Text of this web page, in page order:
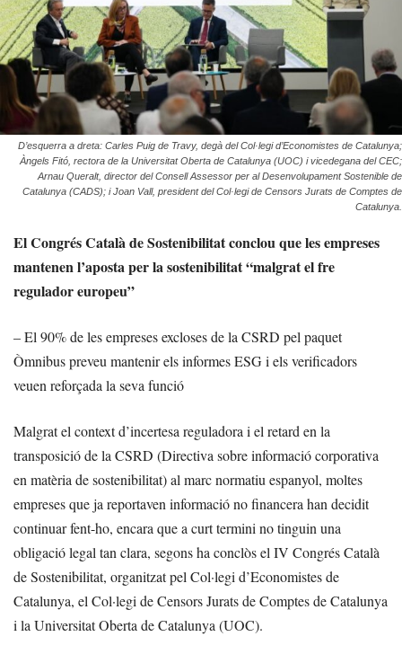
D’esquerra a dreta: Carles Puig de Travy, degà del Col·legi d’Economistes de Catalunya;
Àngels Fitó, rectora de la Universitat Oberta de Catalunya (UOC) i vicedegana del CEC;
Arnau Queralt, director del Consell Assessor per al Desenvolupament Sostenible de
Catalunya (CADS); i Joan Vall, president del Col·legi de Censors Jurats de Comptes de
Catalunya.
El Congrés Català de Sostenibilitat conclou que les empreses
mantenen l’aposta per la sostenibilitat “malgrat el fre
regulador europeu”
– El 90% de les empreses excloses de la CSRD pel paquet
Òmnibus preveu mantenir els informes ESG i els verificadors
veuen reforçada la seva funció
Malgrat el context d’incertesa reguladora i el retard en la
transposició de la CSRD (Directiva sobre informació corporativa
en matèria de sostenibilitat) al marc normatiu espanyol, moltes
empreses que ja reportaven informació no financera han decidit
continuar fent-ho, encara que a curt termini no tinguin una
obligació legal tan clara, segons ha conclòs el IV Congrés Català
de Sostenibilitat, organitzat pel Col·legi d’Economistes de
Catalunya, el Col·legi de Censors Jurats de Comptes de Catalunya
i la Universitat Oberta de Catalunya (UOC).